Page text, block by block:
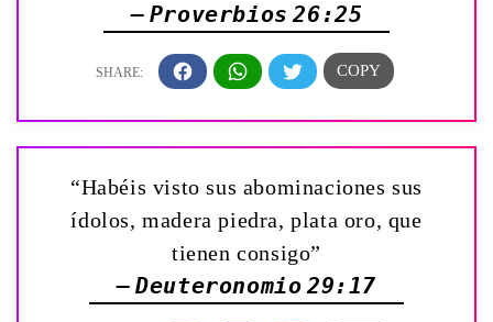
— Proverbios 26:25
“Habéis visto sus abominaciones sus
ídolos, madera piedra, plata oro, que
tienen consigo”
— Deuteronomio 29:17